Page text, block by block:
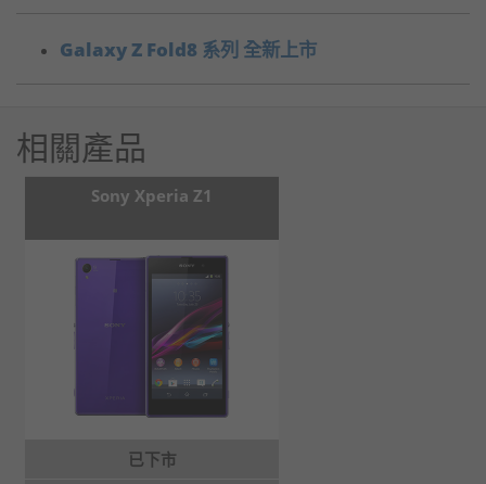
Galaxy Z Fold8 系列 全新上市
相關產品
Sony Xperia Z1
已下市